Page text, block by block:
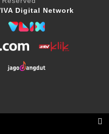
Digital Network
